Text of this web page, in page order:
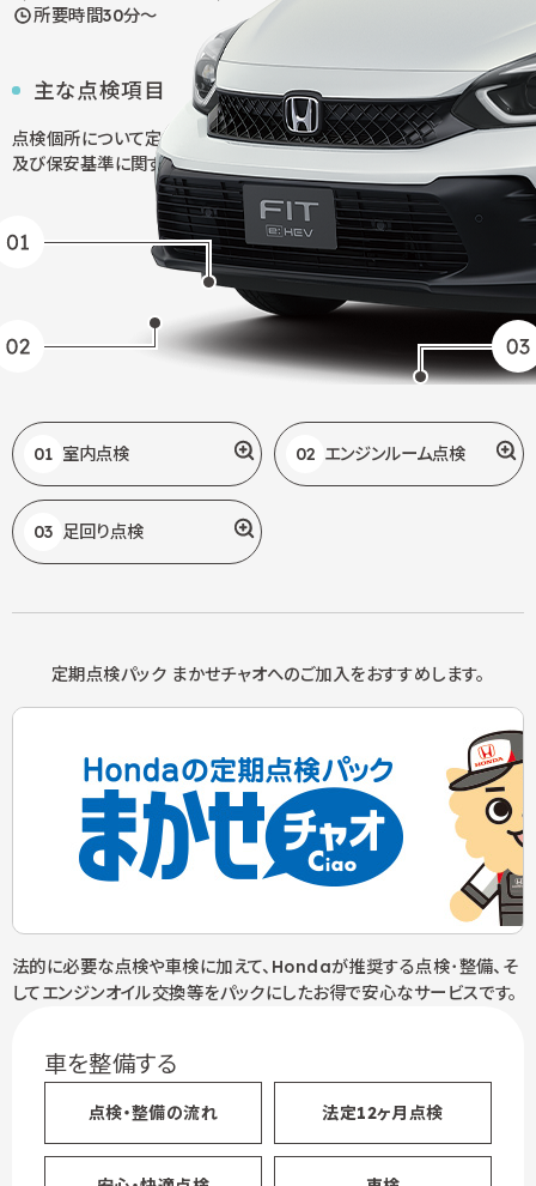
所要時間30分～
主な点検項目
点検個所について定められた項目を点検いたします。（日常点検項目
及び保安基準に関する主な目視点検項目も実施します。）
01 室内点検 02 エンジンルーム点検
03 足回り点検
定期点検パック まかせチャオへのご加入をおすすめします。
法的に必要な点検や車検に加えて、Hondaが推奨する点検･整備、そ
してエンジンオイル交換等をパックにしたお得で安心なサービスです。
車を整備する
点検・整備の流れ 法定12ヶ月点検